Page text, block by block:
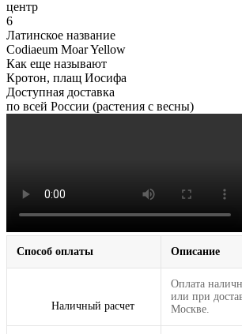
центр
6
Латинское название
Codiaeum Moar Yellow
Как еще называют
Кротон, плащ Иосифа
Доступная доставка
по всей России (растения с весны)
Способ оплаты Описание
Наличный расчет
Оплата
или при
Москве.